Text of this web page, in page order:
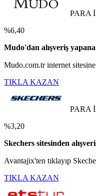
PARA
%6,40
Mudo'dan alışveriş
Mudo.com.tr internet
TIKLA KAZAN
PARA
%3,20
Skechers sitesinden
Avantajix'ten tıklayıp
TIKLA KAZAN